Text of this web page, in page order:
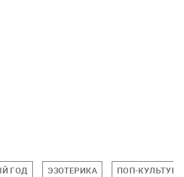
ГОД ЭЗОТЕРИКА ПОП-КУЛЬТУРА